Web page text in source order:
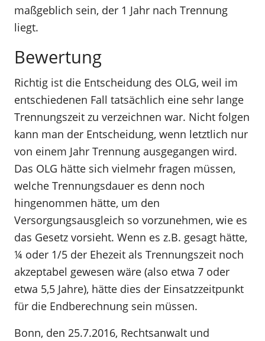
maßgeblich sein, der 1 Jahr nach Trennung
liegt.
Bewertung
Richtig ist die Entscheidung des OLG, weil im
entschiedenen Fall tatsächlich eine sehr lange
Trennungszeit zu verzeichnen war. Nicht folgen
kann man der Entscheidung, wenn letztlich nur
von einem Jahr Trennung ausgegangen wird.
Das OLG hätte sich vielmehr fragen müssen,
welche Trennungsdauer es denn noch
hingenommen hätte, um den
Versorgungsausgleich so vorzunehmen, wie es
das Gesetz vorsieht. Wenn es z.B. gesagt hätte,
¼ oder 1/5 der Ehezeit als Trennungszeit noch
akzeptabel gewesen wäre (also etwa 7 oder
etwa 5,5 Jahre), hätte dies der Einsatzzeitpunkt
für die Endberechnung sein müssen.
Bonn, den 25.7.2016, Rechtsanwalt und